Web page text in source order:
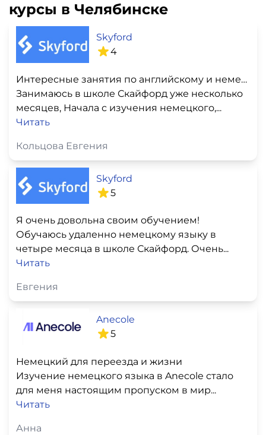
курсы в Челябинске
Skyford
4
Интересные занятия по английскому и немецкому
Занимаюсь в школе Скайфорд уже несколько
месяцев, Начала с изучения немецкого,...
Читать
Кольцова Евгения
Skyford
5
Я очень довольна своим обучением!
Обучаюсь удаленно немецкому языку в
четыре месяца в школе Скайфорд. Очень...
Читать
Евгения
Anecole
5
Немецкий для переезда и жизни
Изучение немецкого языка в Anecole стало
для меня настоящим пропуском в мир...
Читать
Анна